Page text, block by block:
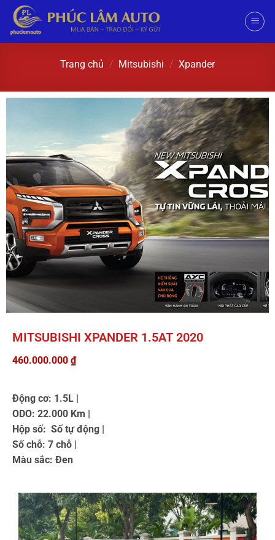
Trang chủ / Mitsubishi / Xpander
MITSUBISHI XPANDER 1.5AT 2020
460.000.000 ₫
Động cơ: 1.5L |
ODO: 22.000 Km |
Hộp số: Số tự động |
Số chỗ: 7 chỗ |
Màu sắc: Đen